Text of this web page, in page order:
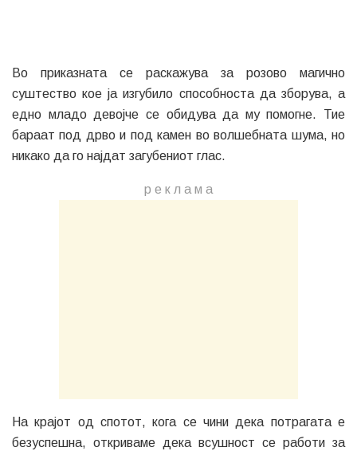
Во приказната се раскажува за розово магично
суштество кое ја изгубило способноста да зборува, а
едно младо девојче се обидува да му помогне. Тие
бараат под дрво и под камен во волшебната шума, но
никако да го најдат загубениот глас.
р е к л а м a
На крајот од спотот, кога се чини дека потрагата е
безуспешна, откриваме дека всушност се работи за